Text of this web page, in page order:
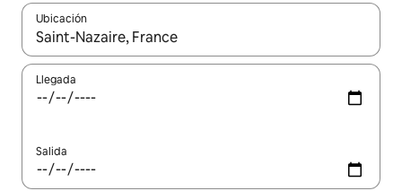
Ubicación
Cuando los resultados estén disponibles, navega con las
Llegada
Salida